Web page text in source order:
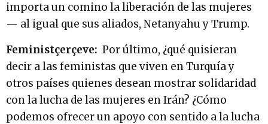
importa un comino la liberación de las mujeres
— al igual que sus aliados, Netanyahu y Trump.
Feministçerçeve: Por último, ¿qué quisieran
decir a las feministas que viven en Turquía y
otros países quienes desean mostrar solidaridad
con la lucha de las mujeres en Irán? ¿Cómo
podemos ofrecer un apoyo con sentido a la lucha